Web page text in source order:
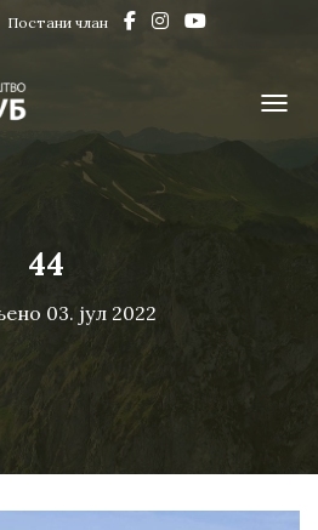
Постани члан
44
03. јул 2022